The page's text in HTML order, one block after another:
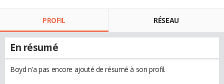
PROFIL RÉSEAU
En résumé
Boyd n'a pas encore ajouté de résumé à son profil.